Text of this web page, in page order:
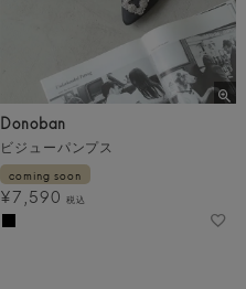
Donoban
ビジューパンプス
coming soon
¥7,590 税込